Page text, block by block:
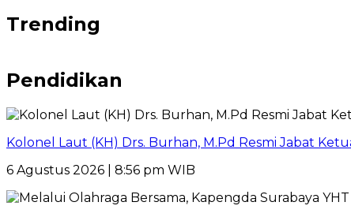
Trending
Pendidikan
Kolonel Laut (KH) Drs. Burhan, M.Pd Resmi Jabat
6 Agustus 2026 | 8:56 pm WIB